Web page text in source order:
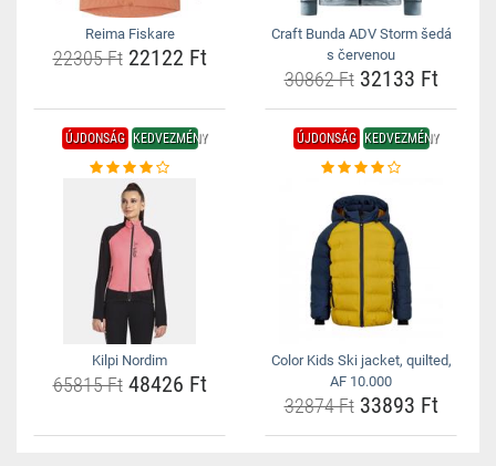
Reima Fiskare
22305 Ft22122 Ft
Craft Bunda ADV Storm šedá
s červenou
30862 Ft32133 Ft
ÚJDONSÁG KEDVEZMÉNY
Kilpi Nordim
65815 Ft48426 Ft
ÚJDONSÁG KEDVEZMÉNY
Color Kids Ski jacket, quilted,
AF 10.000
32874 Ft33893 Ft